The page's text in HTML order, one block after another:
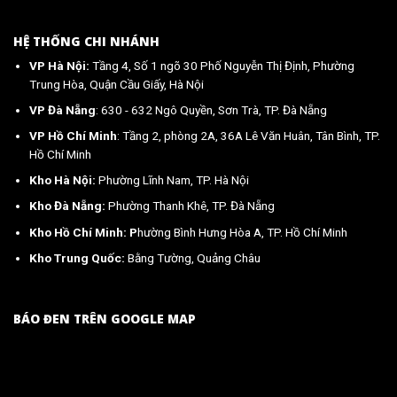
HỆ THỐNG CHI NHÁNH
VP Hà Nội: Tầng 4, Số 1 ngõ 30 Phố Nguyễn Thị Định, Phường
Trung Hòa, Quận Cầu Giấy, Hà Nội
VP Đà Nẵng: 630 - 632 Ngô Quyền, Sơn Trà, TP. Đà Nẵng
VP Hồ Chí Minh: Tầng 2, phòng 2A, 36A Lê Văn Huân, Tân Bình, TP.
Hồ Chí Minh
Kho Hà Nội: Phường Lĩnh Nam, TP. Hà Nội
Kho Đà Nẵng: Phường Thanh Khê, TP. Đà Nẵng
Kho Hồ Chí Minh: Phường Bình Hưng Hòa A, TP. Hồ Chí Minh
Kho Trung Quốc: Bằng Tường, Quảng Châu
BÁO ĐEN TRÊN GOOGLE MAP